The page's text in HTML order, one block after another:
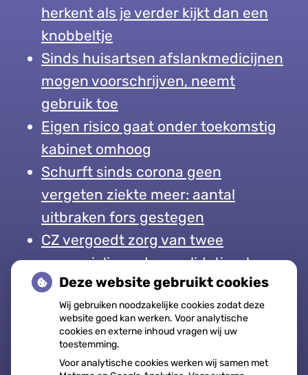
herkent als je verder kijkt dan een
knobbeltje
Sinds huisartsen afslankmedicijnen
mogen voorschrijven, neemt
gebruik toe
Eigen risico gaat onder toekomstig
kabinet omhoog
Schurft sinds corona geen
vergeten ziekte meer: aantal
uitbraken fors gestegen
CZ vergoedt zorg van twee
gespecialiseerde revalidatieartsen
niet meer
Openingstijden
Deze website gebruikt cookies
Wij gebruiken noodzakelijke cookies zodat deze
website goed kan werken. Voor analytische
cookies en externe inhoud vragen wij uw
toestemming.
Voor analytische cookies werken wij samen met